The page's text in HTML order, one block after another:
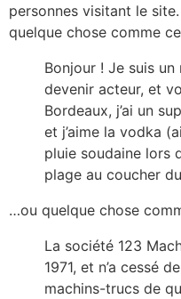
personnes visitant le
quelque chose comme
Bonjour ! Je suis
devenir acteur, et
Bordeaux, j’ai un
et j’aime la vodka
pluie soudaine lors
plage au coucher
…ou quelque chose
La société 123
1971, et n’a cessé
machins-trucs de